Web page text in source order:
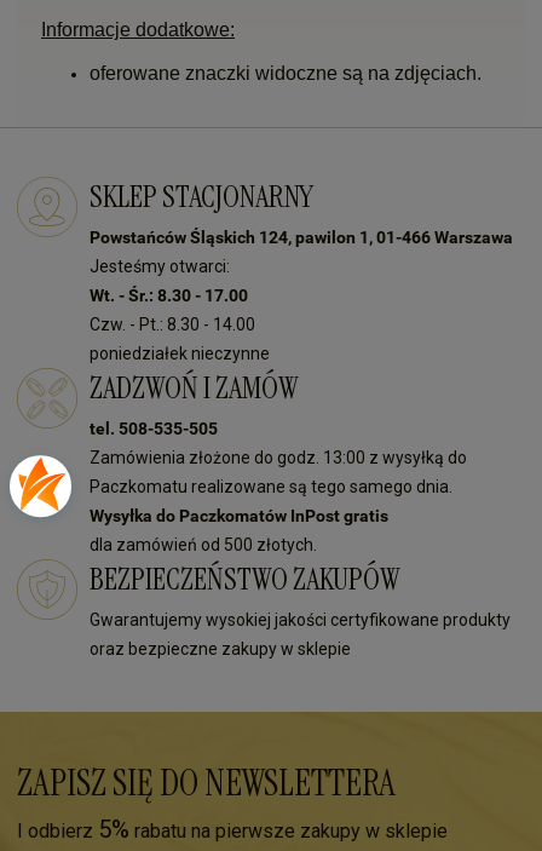
Informacje dodatkowe:
oferowane znaczki widoczne są na zdjęciach.
SKLEP STACJONARNY
Powstańców Śląskich 124, pawilon 1, 01-466 Warszawa
Jesteśmy otwarci:
Wt. - Śr.: 8.30 - 17.00
Czw. - Pt.: 8.30 - 14.00
poniedziałek nieczynne
ZADZWOŃ I ZAMÓW
tel. 508-535-505
Zamówienia złożone do godz. 13:00 z wysyłką do
Paczkomatu realizowane są tego samego dnia.
Wysyłka do Paczkomatów InPost gratis
dla zamówień od 500 złotych.
BEZPIECZEŃSTWO ZAKUPÓW
Gwarantujemy wysokiej jakości certyfikowane produkty
oraz bezpieczne zakupy w sklepie
ZAPISZ SIĘ DO NEWSLETTERA
I odbierz 5% rabatu na pierwsze zakupy w sklepie